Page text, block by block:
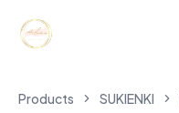
Products SUKIENKI